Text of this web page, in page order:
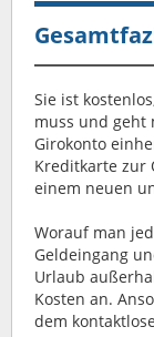
Sie ist
muss und geht
Girokonto
Kreditkarte zur
einem neuen
Worauf man
Geldeingang
Urlaub
Kosten an.
dem